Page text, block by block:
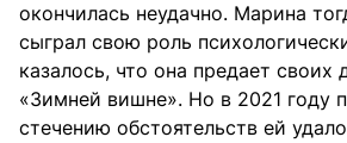
окончилась неудачно. Марина
сыграл свою роль
казалось, что она предает своих
«Зимней вишне». Но в 2021 году
стечению обстоятельств ей